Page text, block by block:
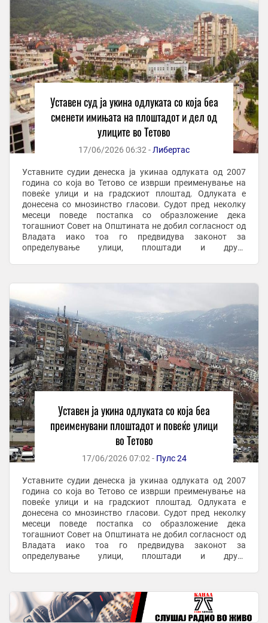
Уставeн суд ја укина одлуката со која беа
сменети имињата на плоштадот и дел од
улиците во Тетово
17/06/2026 06:32 - Либертас
Уставните судии денеска ја укинаа одлуката од 2007
година со која во Тетово се изврши преименување на
повеќе улици и на градскиот плоштад. Одлуката е
донесена со мнозинство гласови. Судот пред неколку
месеци поведе постапка со образложение дека
тогашниот Совет на Општината не добил согласност од
Владата иако тоа го предвидува законот за
определување улици, плоштади и други
Уставeн ја укина одлуката со која беа
преименувани плоштадот и повеќе улици
во Тетово
17/06/2026 07:02 - Пулс 24
Уставните судии денеска ја укинаа одлуката од 2007
година со која во Тетово се изврши преименување на
повеќе улици и на градскиот плоштад. Одлуката е
донесена со мнозинство гласови. Судот пред неколку
месеци поведе постапка со образложение дека
тогашниот Совет на Општината не добил согласност од
Владата иако тоа го предвидува законот за
определување улици, плоштади и други